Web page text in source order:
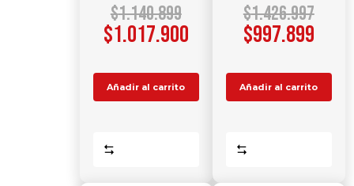
$1.140.899
$1.017.900
Añadir al carrito
$1.426.997
$997.899
Añadir al carrito